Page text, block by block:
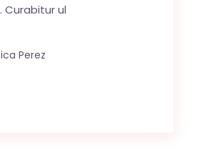
Curabitur ul
Perez